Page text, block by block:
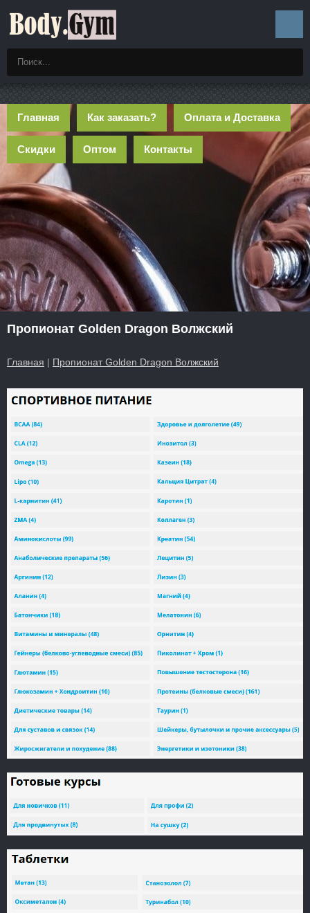
Главная Как заказать? Оплата и Доставка
Скидки Оптом Контакты
Пропионат Golden Dragon Волжский
Главная | Пропионат Golden Dragon Волжский